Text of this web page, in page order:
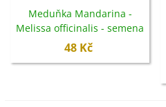
Meduňka Mandarina -
Melissa officinalis - semena
- 20 ks
48 Kč